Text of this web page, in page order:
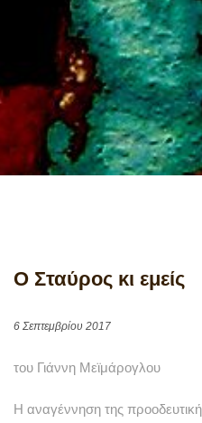
Ο Σταύρος κι εμείς
6 Σεπτεμβρίου 2017
του Γιάννη Μεϊμάρογλου
Η αναγέννηση της